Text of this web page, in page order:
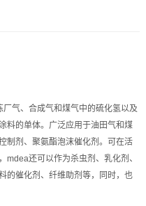
气、合成气和煤气中的硫化氢以及
料的单体。广泛应用于油田气和煤
制剂、聚氨酯泡沫催化剂。可在活
mdea还可以作为杀虫剂、乳化剂、
的催化剂、纤维助剂等，同时，也